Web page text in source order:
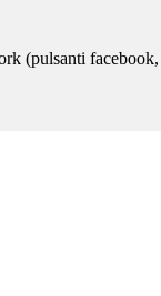
(pulsanti